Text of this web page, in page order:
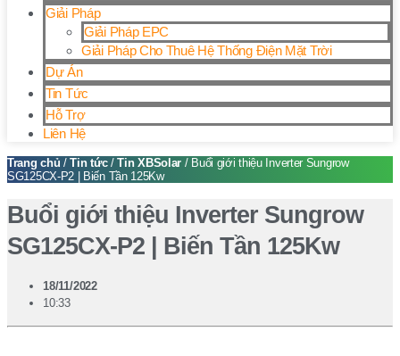
Giải Pháp
Giải Pháp EPC
Giải Pháp Cho Thuê Hệ Thống Điện Mặt Trời
Dự Án
Tin Tức
Hỗ Trợ
Liên Hệ
Trang chủ /Tin tức/Tin XBSolar / Buổi giới thiệu Inverter Sungrow
SG125CX-P2 | Biến Tần 125Kw
Buổi giới thiệu Inverter Sungrow
SG125CX-P2 | Biến Tần 125Kw
18/11/2022
10:33